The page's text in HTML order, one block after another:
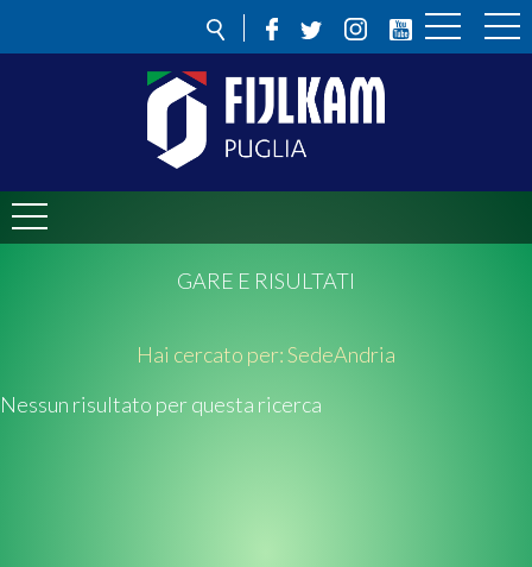
GARE E RISULTATI
Hai cercato per:SedeAndria
Nessun risultato per questa ricerca